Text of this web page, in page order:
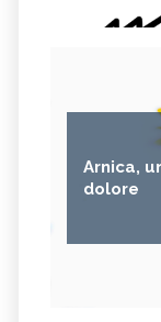
Arnica,
dolore